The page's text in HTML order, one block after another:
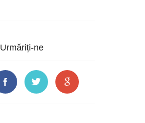
Urmăriți-ne